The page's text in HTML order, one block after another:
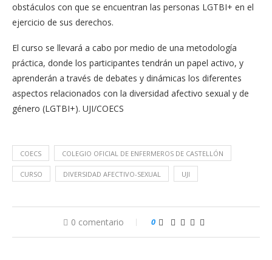
obstáculos con que se encuentran las personas LGTBI+ en el
ejercicio de sus derechos.
El curso se llevará a cabo por medio de una metodología
práctica, donde los participantes tendrán un papel activo, y
aprenderán a través de debates y dinámicas los diferentes
aspectos relacionados con la diversidad afectivo sexual y de
género (LGTBI+). UJI/COECS
COECS COLEGIO OFICIAL DE ENFERMEROS DE CASTELLÓN
CURSO DIVERSIDAD AFECTIVO-SEXUAL UJI
0 comentario 0